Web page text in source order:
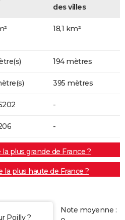
des villes
18,1 km²
194 mètres
395 mètres
-
-
plus grande de France ?
la plus haute de France ?
Poilly ?
Note moyenne :